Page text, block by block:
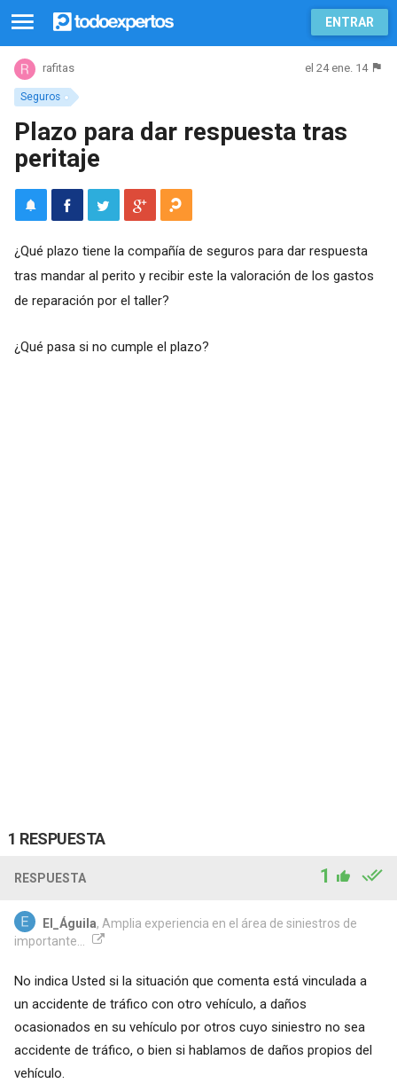
ENTRAR
Seguros
rafitas el 24 ene. 14
Plazo para dar respuesta tras
peritaje
¿Qué plazo tiene la compañía de seguros para dar respuesta
tras mandar al perito y recibir este la valoración de los gastos
de reparación por el taller?
¿Qué pasa si no cumple el plazo?
1 RESPUESTA
RESPUESTA 1
El_Águila, Amplia experiencia en el área de siniestros de
importante...
No indica Usted si la situación que comenta está vinculada a
un accidente de tráfico con otro vehículo, a daños
ocasionados en su vehículo por otros cuyo siniestro no sea
accidente de tráfico, o bien si hablamos de daños propios del
vehículo.